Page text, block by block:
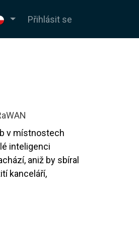
Přihlásit se
v místnostech
inteligenci
aniž by sbíral
kanceláří,